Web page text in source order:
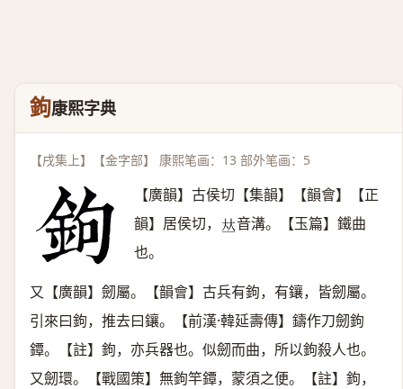
鉤康熙字典
【戌集上】【金字部】 康熙笔画：13 部外笔画：5
【廣韻】古侯切【集韻】【韻會】【正
韻】居侯切， 𠀤音溝。【玉篇】鐵曲
也。
又【廣韻】劒屬。【韻會】古兵有鉤，有鑲，皆劒屬。
引來曰鉤，推去曰鑲。【前漢·韓延壽傳】鑄作刀劒鉤
鐔。【註】鉤，亦兵器也。似劒而曲，所以鉤殺人也。
又劒環。【戰國策】無鉤竿鐔，蒙須之便。【註】鉤，